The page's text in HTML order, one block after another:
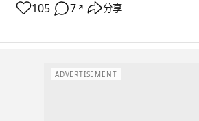
105 7 ↗ 分享
ADVERTISEMENT